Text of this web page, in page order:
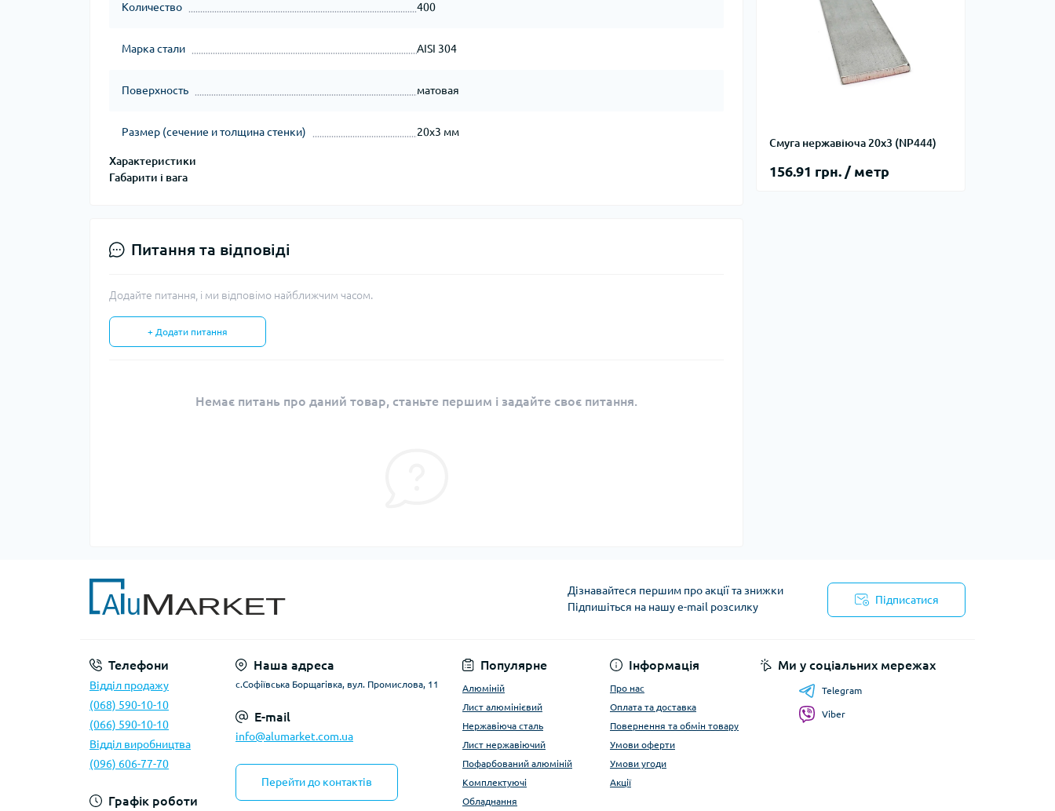
Смуга нержавіюча 20х3 (NP444)
156.91 грн. / метр
Количество 400
Марка стали AISI 304
Поверхность матовая
Размер (сечение и толщина стенки) 20х3 мм
Характеристики
Габарити і вага
Питання та відповіді
Додайте питання, і ми відповімо найближчим часом.
+ Додати питання
Немає питань про даний товар, станьте першим і задайте своє питання.
Дізнавайтеся першим про акції та знижки
Підпишіться на нашу e-mail розсилку
Підписатися
Телефони
Відділ продажу
(068) 590-10-10
(066) 590-10-10
Відділ виробництва
(096) 606-77-70
Графік роботи
Наша адреса
с.Софіївська Борщагівка, вул. Промислова, 11
E-mail
info@alumarket.com.ua
Перейти до контактів
Популярне
Алюміній
Лист алюмінієвий
Нержавіюча сталь
Лист нержавіючий
Пофарбований алюміній
Комплектуючі
Обладнання
Інформація
Про нас
Оплата та доставка
Повернення та обмін товару
Умови оферти
Умови угоди
Акції
Ми у соціальних мережах
Telegram
Viber